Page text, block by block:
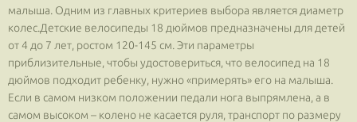
малыша. Одним из главных критериев выбора является диаметр
колес.Детские велосипеды 18 дюймов предназначены для детей
от 4 до 7 лет, ростом 120-145 см. Эти параметры
приблизительные, чтобы удостовериться, что велосипед на 18
дюймов подходит ребенку, нужно «примерять» его на малыша.
Если в самом низком положении педали нога выпрямлена, а в
самом высоком – колено не касается руля, транспорт по размеру